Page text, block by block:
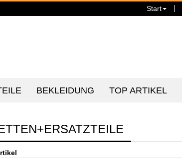
Start
BEKLEIDUNG TOP ARTIKEL